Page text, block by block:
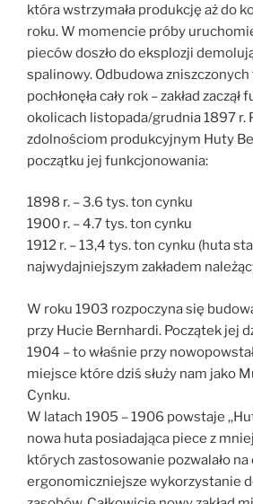
która wstrzymała produkcję aż do
roku. W momencie próby
pieców doszło do eksplozji
spalinowy. Odbudowa
pochłonęła cały rok – zakład
okolicach listopada/grudnia 1897 r.
zdolnościom produkcyjnym Huty
początku jej funkcjonowania:
1898 r. – 3.6 tys. ton cynku
1900 r. – 4.7 tys. ton cynku
1912 r. – 13,4 tys. ton cynku (huta
najwydajniejszym zakładem
W roku 1903 rozpoczyna się
przy Hucie Bernhardi. Początek jej
1904 – to właśnie przy
miejsce które dziś służy nam jako
Cynku.
W latach 1905 – 1906 powstaje
nowa huta posiadająca piece z
których zastosowanie pozwalało na
ergonomiczniejsze wykorzystanie